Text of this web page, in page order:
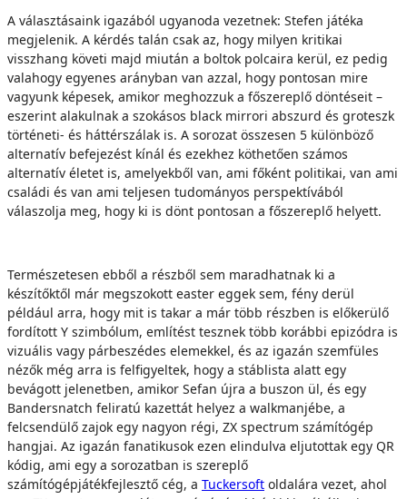
A választásaink igazából ugyanoda vezetnek: Stefen játéka
megjelenik. A kérdés talán csak az, hogy milyen kritikai
visszhang követi majd miután a boltok polcaira kerül, ez pedig
valahogy egyenes arányban van azzal, hogy pontosan mire
vagyunk képesek, amikor meghozzuk a főszereplő döntéseit –
eszerint alakulnak a szokásos black mirrori abszurd és groteszk
történeti- és háttérszálak is. A sorozat összesen 5 különböző
alternatív befejezést kínál és ezekhez köthetően számos
alternatív életet is, amelyekből van, ami főként politikai, van ami
családi és van ami teljesen tudományos perspektívából
válaszolja meg, hogy ki is dönt pontosan a főszereplő helyett.
Természetesen ebből a részből sem maradhatnak ki a
készítőktől már megszokott easter eggek sem, fény derül
például arra, hogy mit is takar a már több részben is előkerülő
fordított Y szimbólum, említést tesznek több korábbi epizódra is
vizuális vagy párbeszédes elemekkel, és az igazán szemfüles
nézők még arra is felfigyeltek, hogy a stáblista alatt egy
bevágott jelenetben, amikor Sefan újra a buszon ül, és egy
Bandersnatch feliratú kazettát helyez a walkmanjébe, a
felcsendülő zajok egy nagyon régi, ZX spectrum számítógép
hangjai. Az igazán fanatikusok ezen elindulva eljutottak egy QR
kódig, ami egy a sorozatban is szereplő
számítógépjátékfejlesztő cég, a Tuckersoft oldalára vezet, ahol